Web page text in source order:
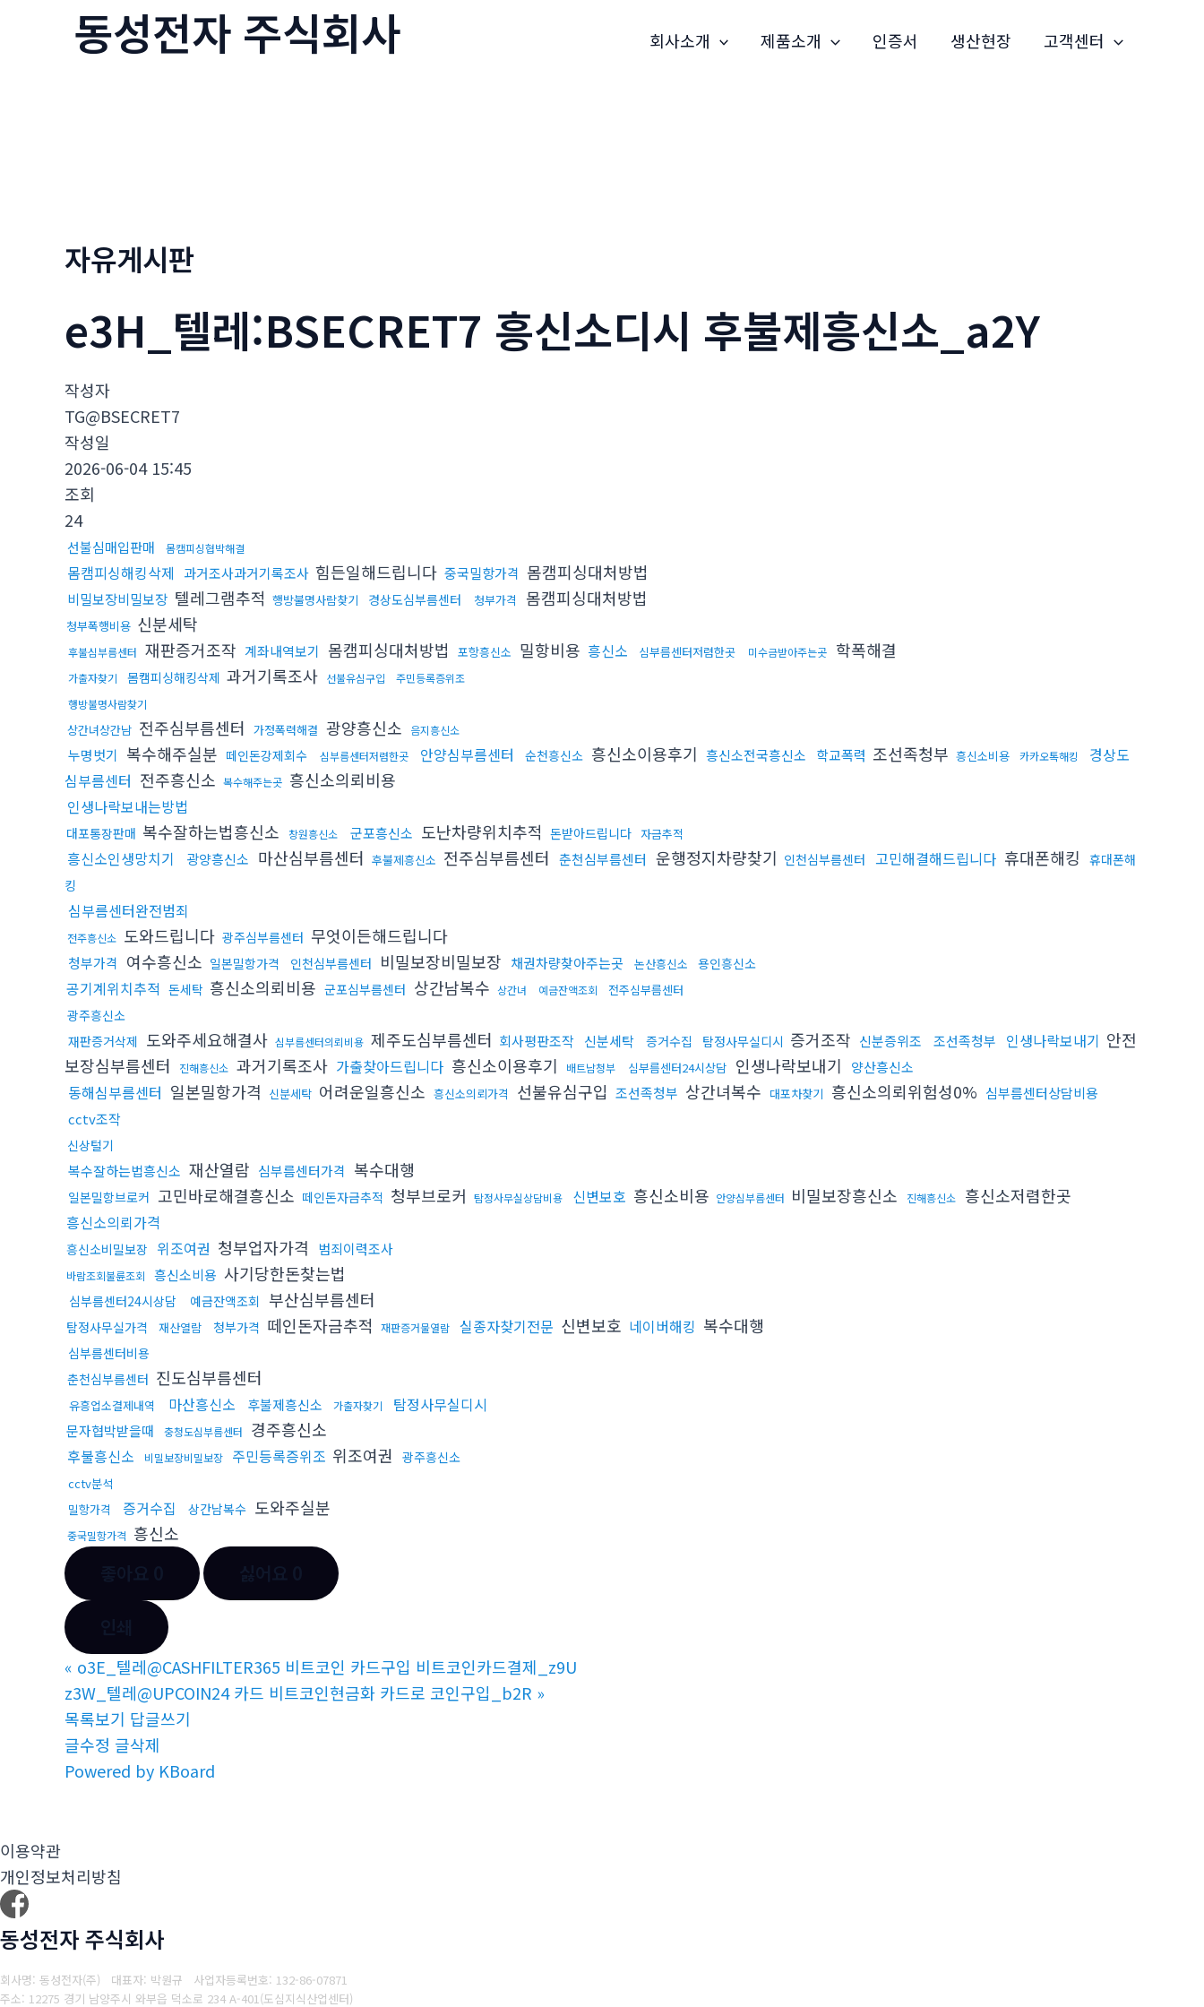
동성전자 주식회사 회사소개 제품소개 인증서 생산현장 고객센터
자유게시판
e3H_텔레:BSECRET7 흥신소디시 후불제흥신소_a2Y
작성자
TG@BSECRET7
작성일
2026-06-04 15:45
조회
24
선불심매입판매 몸캠피싱협박해결
몸캠피싱해킹삭제 과거조사과거기록조사 힘든일해드립니다 중국밀항가격 몸캠피싱대처방법
비밀보장비밀보장 텔레그램추적 행방불명사람찾기 경상도심부름센터 청부가격 몸캠피싱대처방법
청부폭행비용 신분세탁
후불심부름센터 재판증거조작 계좌내역보기 몸캠피싱대처방법 포항흥신소 밀항비용 흥신소 심부름센터저렴한곳 미수금받아주는곳 학폭해결
가출자찾기 몸캠피싱해킹삭제 과거기록조사 선불유심구입
주민등록증위조
행방불명사람찾기
상간녀상간남 전주심부름센터 가정폭력해결 광양흥신소 음지흥신소
누명벗기 복수해주실분 떼인돈강제회수 심부름센터저렴한곳 안양심부름센터 순천흥신소 흥신소이용후기 흥신소전국흥신소 학교폭력 조선족청부 흥신소비용 카카오톡해킹
경상도
심부름센터 전주흥신소 복수해주는곳 흥신소의뢰비용
인생나락보내는방법
대포통장판매 복수잘하는법흥신소 창원흥신소 군포흥신소 도난차량위치추적 돈받아드립니다 자금추적
흥신소인생망치기 광양흥신소 마산심부름센터 후불제흥신소 전주심부름센터 춘천심부름센터 운행정지차량찾기 인천심부름센터 고민해결해드립니다 휴대폰해킹 휴대폰해
킹
심부름센터완전범죄
전주흥신소 도와드립니다 광주심부름센터 무엇이든해드립니다
청부가격 여수흥신소 일본밀항가격 인천심부름센터 비밀보장비밀보장 채권차량찾아주는곳 논산흥신소 용인흥신소
공기계위치추적 돈세탁 흥신소의뢰비용 군포심부름센터 상간남복수 상간녀 예금잔액조회 전주심부름센터
광주흥신소
재판증거삭제 도와주세요해결사 심부름센터의뢰비용 제주도심부름센터 회사평판조작 신분세탁 증거수집 탐정사무실디시 증거조작 신분증위조 조선족청부 인생나락보내기 안전
보장심부름센터
진해흥신소 과거기록조사 가출찾아드립니다 흥신소이용후기 배트남청부 심부름센터24시상담 인생나락보내기 양산흥신소
동해심부름센터 일본밀항가격 신분세탁 어려운일흥신소 흥신소의뢰가격 선불유심구입 조선족청부 상간녀복수 대포차찾기 흥신소의뢰위험성0% 심부름센터상담비용
cctv조작
신상털기
복수잘하는법흥신소 재산열람 심부름센터가격 복수대행
일본밀항브로커 고민바로해결흥신소 떼인돈자금추적 청부브로커 탐정사무실상담비용 신변보호 흥신소비용 안양심부름센터 비밀보장흥신소 진해흥신소 흥신소저렴한곳
흥신소의뢰가격
흥신소비밀보장 위조여권 청부업자가격 범죄이력조사
바람조회불륜조회 흥신소비용 사기당한돈찾는법
심부름센터24시상담 예금잔액조회 부산심부름센터
탐정사무실가격 재산열람 청부가격 떼인돈자금추적 재판증거물열람 실종자찾기전문 신변보호 네이버해킹 복수대행
심부름센터비용
춘천심부름센터 진도심부름센터
유흥업소결제내역 마산흥신소 후불제흥신소 가출자찾기 탐정사무실디시
문자협박받을때 충청도심부름센터 경주흥신소
후불흥신소 비밀보장비밀보장 주민등록증위조 위조여권 광주흥신소
cctv분석
밀항가격
증거수집 상간남복수 도와주실분
중국밀항가격 흥신소
« o3E_텔레@CASHFILTER365 비트코인 카드구입 비트코인카드결제_z9U
z3W_텔레@UPCOIN24 카드 비트코인현금화 카드로 코인구입_b2R »
목록보기 답글쓰기
글수정 글삭제
Powered by KBoard
이용약관
개인정보처리방침
동성전자 주식회사
회사명: 동성전자(주) 대표자: 박원규 사업자등록번호: 132-86-07871
주소: 12275 경기 남양주시 와부읍 덕소로 234 A-401(도심지식산업센터)